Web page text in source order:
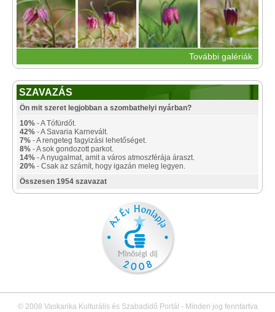
További galériák
SZAVAZÁS
Ön mit szeret legjobban a szombathelyi nyárban?
10% - A Tófürdőt.
42% - A Savaria Karnevált.
7% - A rengeteg fagyizási lehetőséget.
8% - A sok gondozott parkot.
14% - A nyugalmat, amit a város atmoszférája áraszt.
20% - Csak az számít, hogy igazán meleg legyen.
Összesen 1954 szavazat
© 2008 Vaskarika Kulturális és Szabadidő Portál - Minden jog fenntartva